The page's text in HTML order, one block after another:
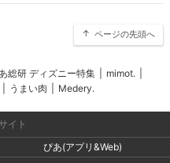
ページの先頭へ
総研 ディズニー特集 mimot.
うまい肉 Medery.
イト
ぴあ(アプリ&Web)